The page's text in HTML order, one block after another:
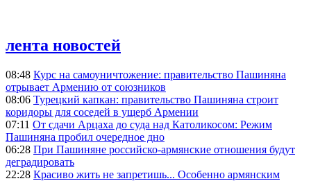
лента новостей
08:48 Курс на самоуничтожение: правительство Пашиняна
отрывает Армению от союзников
08:06 Турецкий капкан: правительство Пашиняна строит
коридоры для соседей в ущерб Армении
07:11 От сдачи Арцаха до суда над Католикосом: Режим
Пашиняна пробил очередное дно
06:28 При Пашиняне российско-армянские отношения будут
деградировать
22:28 Красиво жить не запретишь... Особенно армянским